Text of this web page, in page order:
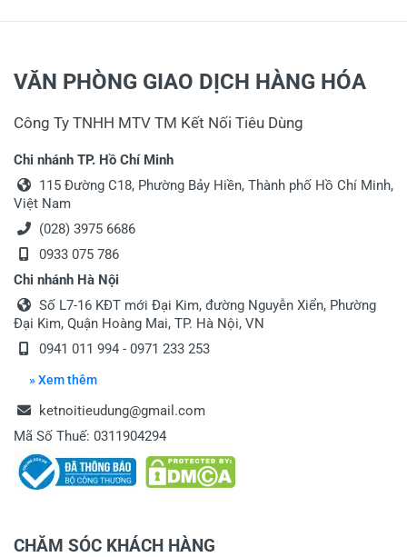
Viết nhận xét của bạn vào bên dưới
Gửi nhận xét
VĂN PHÒNG GIAO DỊCH HÀNG HÓA
Công Ty TNHH MTV TM Kết Nối Tiêu Dùng
Chi nhánh TP. Hồ Chí Minh
115 Đường C18, Phường Bảy Hiền, Thành phố Hồ Chí Minh,
Việt Nam
(028) 3975 6686
0933 075 786
Chi nhánh Hà Nội
Số L7-16 KĐT mới Đại Kim, đường Nguyễn Xiển, Phường
Đại Kim, Quận Hoàng Mai, TP. Hà Nội, VN
0941 011 994 - 0971 233 253
» Xem thêm
ketnoitieudung@gmail.com
Mã Số Thuế: 0311904294
CHĂM SÓC KHÁCH HÀNG